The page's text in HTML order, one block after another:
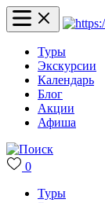
Туры
Экскурсии
Календарь
Блог
Акции
Афиша
0
Туры